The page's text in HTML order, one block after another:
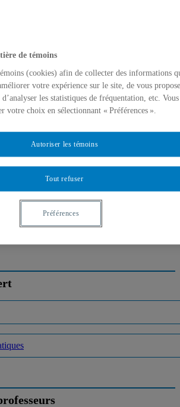
de témoins
(cookies) afin de collecter des informations
votre expérience sur le site, de vous
les statistiques de fréquentation, etc. Vous
votre choix en sélectionnant « Préférences ».
Tout refuser
Autoriser les témoins
Préférences